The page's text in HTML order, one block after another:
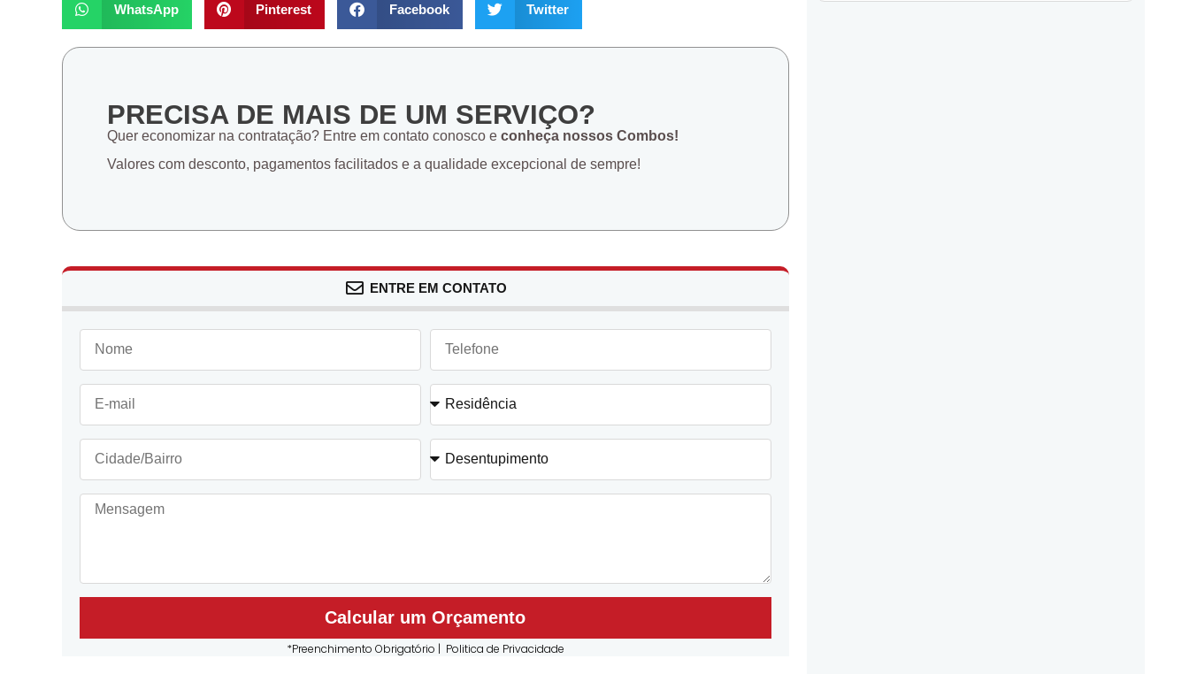
WhatsApp Pinterest Facebook Twitter
PRECISA DE MAIS DE UM SERVIÇO?
Quer economizar na contratação? Entre em contato conosco e conheça nossos Combos!
Valores com desconto, pagamentos facilitados e a qualidade excepcional de sempre!
ENTRE EM CONTATO
Calcular um Orçamento
*Preenchimento Obrigatório | Politica de Privacidade